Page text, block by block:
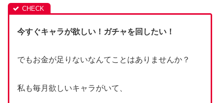
今すぐキャラが欲しい！ガチャを回したい！
でもお金が足りないなんてことはありませんか？
私も毎月欲しいキャラがいて、